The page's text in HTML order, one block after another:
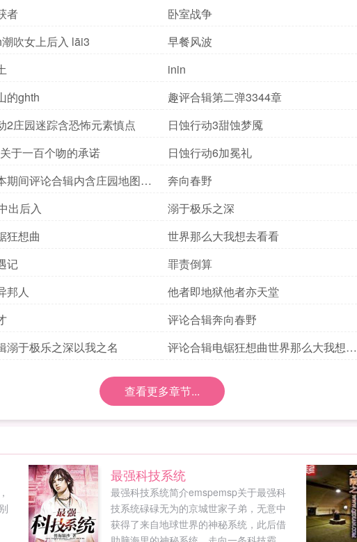
者 卧室战争
吹女上后入 lāi3 早餐风波
inin
的ghth 趣评合辑第二弹3344章
2庄园迷踪含恐怖元素慎点 日蚀行动3甜蚀梦魇
于一百个吻的承诺 日蚀行动6加冕礼
期间评论合辑内含庄园地图1
奔向春野
出后入 溺于极乐之深
狂想曲 世界那么大我想去看看
记 罪责倒算
邦人 他者即地狱他者亦天堂
评论合辑奔向春野
溺于极乐之深以我之名
评论合辑电锯狂想曲世界那么大我想去
查看更多章节...
最强科技系统
最强科技系统简介emspemsp关于最强科
技系统碌碌无为的京城世家子弟，无意中
获得了来自地球世界的神秘系统，此后借